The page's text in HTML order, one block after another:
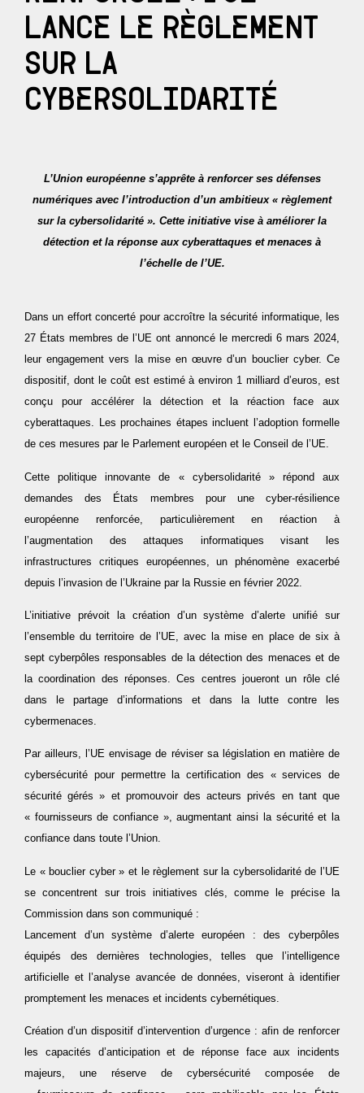
Analytique & reporting
Protection du navigateur WEB
Pentest
Gestion des identités et des accès (IAM)
Campagne de phishing
Gouvernance & conformité
Protection contre le BEC (Business Email
Microsoft 365 migration services
Microsoft cloud solution provider
Public cloud management (Azure & AWS)
ACTUALITÉS
CONTACT
acces client
LANCE LE RÈGLEMENT
SUR LA
CYBERSOLIDARITÉ
L’Union européenne s’apprête à renforcer ses défenses
numériques avec l’introduction d’un ambitieux « règlement
sur la cybersolidarité ». Cette initiative vise à améliorer la
détection et la réponse aux cyberattaques et menaces à
l’échelle de l’UE.
Dans un effort concerté pour accroître la sécurité informatique, les
27 États membres de l’UE ont annoncé le mercredi 6 mars 2024,
leur engagement vers la mise en œuvre d’un bouclier cyber. Ce
dispositif, dont le coût est estimé à environ 1 milliard d’euros, est
conçu pour accélérer la détection et la réaction face aux
cyberattaques. Les prochaines étapes incluent l’adoption formelle
de ces mesures par le Parlement européen et le Conseil de l’UE.
Cette politique innovante de « cybersolidarité » répond aux
demandes des États membres pour une cyber-résilience
européenne renforcée, particulièrement en réaction à
l’augmentation des attaques informatiques visant les
infrastructures critiques européennes, un phénomène exacerbé
depuis l’invasion de l’Ukraine par la Russie en février 2022.
L’initiative prévoit la création d’un système d’alerte unifié sur
l’ensemble du territoire de l’UE, avec la mise en place de six à
sept cyberpôles responsables de la détection des menaces et de
la coordination des réponses. Ces centres joueront un rôle clé
dans le partage d’informations et dans la lutte contre les
cybermenaces.
Par ailleurs, l’UE envisage de réviser sa législation en matière de
cybersécurité pour permettre la certification des « services de
sécurité gérés » et promouvoir des acteurs privés en tant que
« fournisseurs de confiance », augmentant ainsi la sécurité et la
confiance dans toute l’Union.
Le « bouclier cyber » et le règlement sur la cybersolidarité de l’UE
se concentrent sur trois initiatives clés, comme le précise la
Commission dans son communiqué :
Lancement d’un système d’alerte européen : des cyberpôles
équipés des dernières technologies, telles que l’intelligence
artificielle et l’analyse avancée de données, viseront à identifier
promptement les menaces et incidents cybernétiques.
Création d’un dispositif d’intervention d’urgence : afin de renforcer
les capacités d’anticipation et de réponse face aux incidents
majeurs, une réserve de cybersécurité composée de